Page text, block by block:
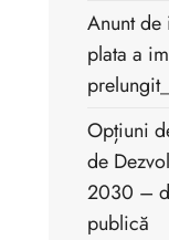
Anunt de
plata a
Opțiuni
de
2030 –
publică